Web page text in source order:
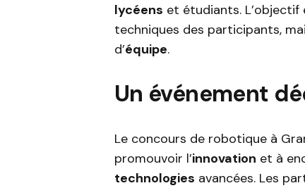
lycéens et étudiants.
techniques des participants,
d’équipe.
Un événement
Le concours de robotique à
promouvoir l’innovation et à
technologies avancées. Les